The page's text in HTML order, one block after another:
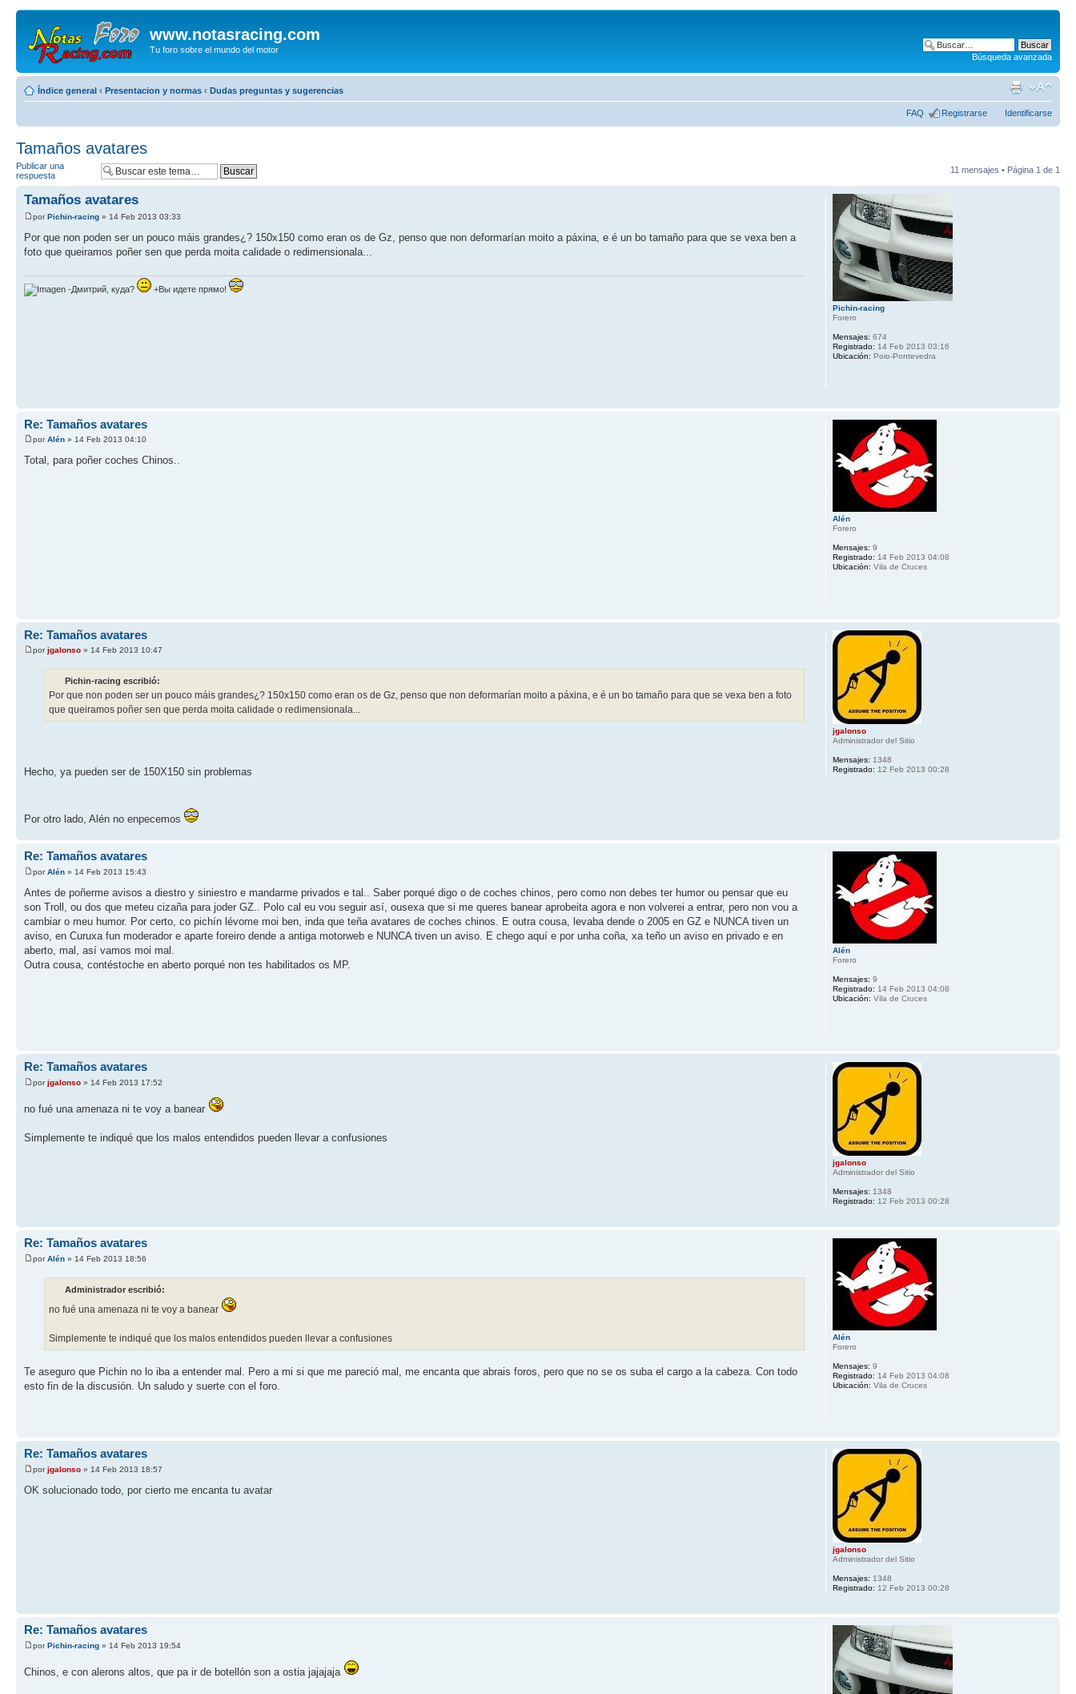
www.notasracing.com
Tu foro sobre el mundo del motor
Búsqueda avanzada
Índice general ‹ Presentacion y normas ‹ Dudas preguntas y sugerencias
FAQ Registrarse Identificarse
Tamaños avatares
Publicar una
respuesta
11 mensajes • Página 1 de 1
Tamaños avatares
porPichin-racing » 14 Feb 2013 03:33
Por que non poden ser un pouco máis grandes¿? 150x150 como eran os de Gz, penso que non deformarían moito a páxina, e é un bo tamaño para que se vexa ben a
foto que queiramos poñer sen que perda moita calidade o redimensionala...
-Дмитрий, куда? +Вы идете прямо!
Pichin-racing
Forero
Mensajes: 674
Registrado: 14 Feb 2013 03:16
Ubicación: Poio-Pontevedra
Re: Tamaños avatares
porAlén » 14 Feb 2013 04:10
Total, para poñer coches Chinos..
Alén
Forero
Mensajes: 9
Registrado: 14 Feb 2013 04:08
Ubicación: Vila de Cruces
Re: Tamaños avatares
porjgalonso » 14 Feb 2013 10:47
Pichin-racing escribió:
Por que non poden ser un pouco máis grandes¿? 150x150 como eran os de Gz, penso que non deformarían moito a páxina, e é un bo tamaño para que se vexa ben a foto
que queiramos poñer sen que perda moita calidade o redimensionala...
Hecho, ya pueden ser de 150X150 sin problemas
Por otro lado, Alén no enpecemos
jgalonso
Administrador del Sitio
Mensajes: 1348
Registrado: 12 Feb 2013 00:28
Re: Tamaños avatares
porAlén » 14 Feb 2013 15:43
Antes de poñerme avisos a diestro y siniestro e mandarme privados e tal.. Saber porqué digo o de coches chinos, pero como non debes ter humor ou pensar que eu
son Troll, ou dos que meteu cizaña para joder GZ.. Polo cal eu vou seguir así, ousexa que si me queres banear aprobeita agora e non volverei a entrar, pero non vou a
cambiar o meu humor. Por certo, co pichín lévome moi ben, inda que teña avatares de coches chinos. E outra cousa, levaba dende o 2005 en GZ e NUNCA tiven un
aviso, en Curuxa fun moderador e aparte foreiro dende a antiga motorweb e NUNCA tiven un aviso. E chego aquí e por unha coña, xa teño un aviso en privado e en
aberto, mal, así vamos moi mal.
Outra cousa, contéstoche en aberto porqué non tes habilitados os MP.
Alén
Forero
Mensajes: 9
Registrado: 14 Feb 2013 04:08
Ubicación: Vila de Cruces
Re: Tamaños avatares
porjgalonso » 14 Feb 2013 17:52
no fué una amenaza ni te voy a banear
Simplemente te indiqué que los malos entendidos pueden llevar a confusiones
jgalonso
Administrador del Sitio
Mensajes: 1348
Registrado: 12 Feb 2013 00:28
Re: Tamaños avatares
porAlén » 14 Feb 2013 18:56
Administrador escribió:
no fué una amenaza ni te voy a banear
Simplemente te indiqué que los malos entendidos pueden llevar a confusiones
Te aseguro que Pichin no lo iba a entender mal. Pero a mi si que me pareció mal, me encanta que abrais foros, pero que no se os suba el cargo a la cabeza. Con todo
esto fin de la discusión. Un saludo y suerte con el foro.
Alén
Forero
Mensajes: 9
Registrado: 14 Feb 2013 04:08
Ubicación: Vila de Cruces
Re: Tamaños avatares
porjgalonso » 14 Feb 2013 18:57
OK solucionado todo, por cierto me encanta tu avatar
jgalonso
Administrador del Sitio
Mensajes: 1348
Registrado: 12 Feb 2013 00:28
Re: Tamaños avatares
porPichin-racing » 14 Feb 2013 19:54
Chinos, e con alerons altos, que pa ir de botellón son a ostia jajajaja